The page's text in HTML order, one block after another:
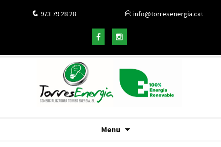
973 79 28 28 info@torresenergia.cat
Menu